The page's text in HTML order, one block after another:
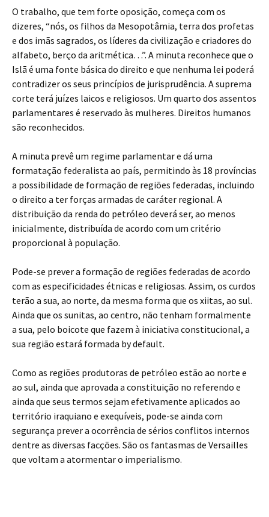
O trabalho, que tem forte oposição, começa com os
dizeres, “nós, os filhos da Mesopotâmia, terra dos profetas
e dos imãs sagrados, os líderes da civilização e criadores do
alfabeto, berço da aritmética…”. A minuta reconhece que o
Islã é uma fonte básica do direito e que nenhuma lei poderá
contradizer os seus princípios de jurisprudência. A suprema
corte terá juízes laicos e religiosos. Um quarto dos assentos
parlamentares é reservado às mulheres. Direitos humanos
são reconhecidos.
A minuta prevê um regime parlamentar e dá uma
formatação federalista ao país, permitindo às 18 províncias
a possibilidade de formação de regiões federadas, incluindo
o direito a ter forças armadas de caráter regional. A
distribuição da renda do petróleo deverá ser, ao menos
inicialmente, distribuída de acordo com um critério
proporcional à população.
Pode-se prever a formação de regiões federadas de acordo
com as especificidades étnicas e religiosas. Assim, os curdos
terão a sua, ao norte, da mesma forma que os xiitas, ao sul.
Ainda que os sunitas, ao centro, não tenham formalmente
a sua, pelo boicote que fazem à iniciativa constitucional, a
sua região estará formada by default.
Como as regiões produtoras de petróleo estão ao norte e
ao sul, ainda que aprovada a constituição no referendo e
ainda que seus termos sejam efetivamente aplicados ao
território iraquiano e exequíveis, pode-se ainda com
segurança prever a ocorrência de sérios conflitos internos
dentre as diversas facções. São os fantasmas de Versailles
que voltam a atormentar o imperialismo.